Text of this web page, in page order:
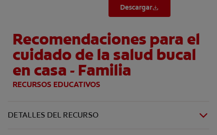
Descargar
Recomendaciones para el
cuidado de la salud bucal
en casa - Familia
RECURSOS EDUCATIVOS
DETALLES DEL RECURSO